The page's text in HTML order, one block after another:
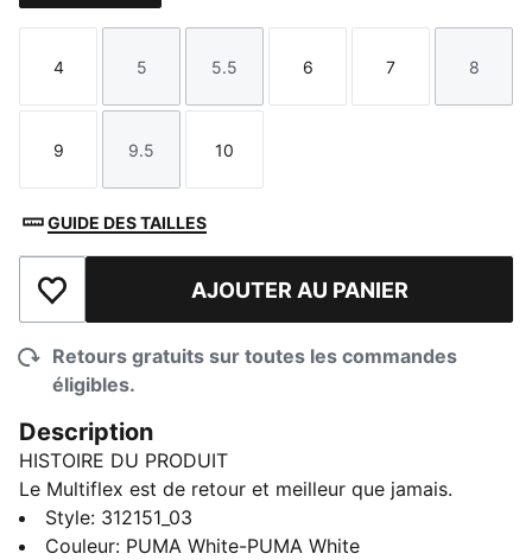
Taille
4
Taille
5
Taille
5.5
Taille
6
Taille
7
Taille
8
Taille
9
Taille
9.5
Taille
10
GUIDE DES TAILLES
Ajouter à la liste de souhaits
AJOUTER AU PANIER
Retours gratuits sur toutes les commandes
éligibles.
Description
HISTOIRE DU PRODUIT
Le Multiflex est de retour et meilleur que jamais.
Désormais disponible dans les styles bas, montant et
bottillon, cette sneaker de tous les jours est conçue
Style: 312151_03
Couleur: PUMA White-PUMA White